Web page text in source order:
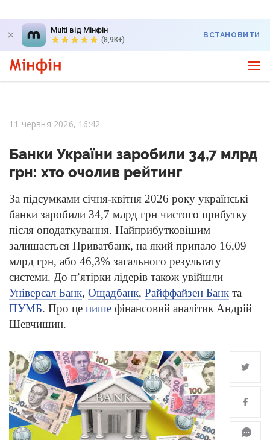
Multi від Мінфін
(8,9K+)
ВСТАНОВИТИ
11 червня 2026, 16:42
Банки України заробили 34,7 млрд
грн: хто очолив рейтинг
За підсумками січня-квітня 2026 року українські
банки заробили 34,7 млрд грн чистого прибутку
після оподаткування. Найприбутковішим
залишається Приватбанк, на який припало 16,09
млрд грн, або 46,3% загального результату
системи. До п’ятірки лідерів також увійшли
Універсал Банк, Ощадбанк, Райффайзен Банк та
ПУМБ. Про це пише фінансовий аналітик Андрій
Шевчишин.